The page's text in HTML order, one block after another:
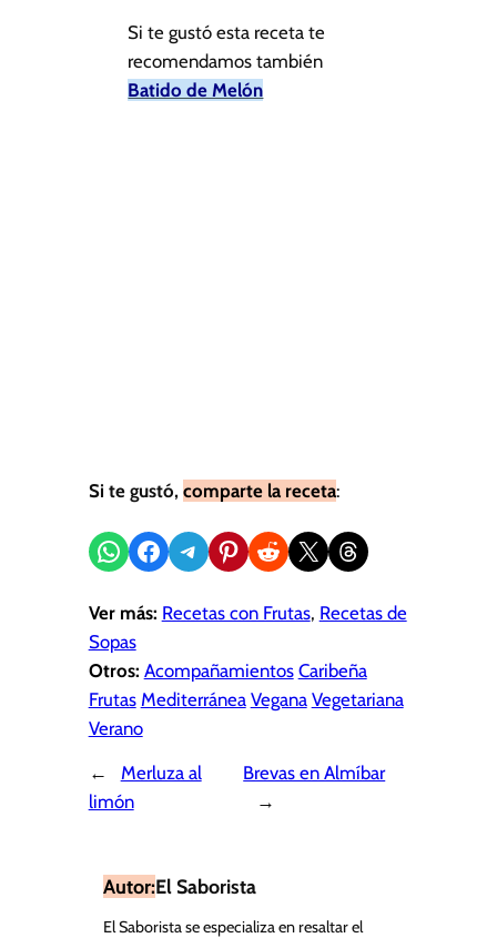
Si te gustó esta receta te
recomendamos también
Batido de Melón
Si te gustó, comparte la receta:
Compartir en WhatsApp
Compartir en Facebook
Compartir en Telegram
Compartir en Pinterest
Compartir en Reddit
Compartir en X Share on Threads
Ver más: Recetas con Frutas, Recetas de
Sopas
Otros: Acompañamientos Caribeña
Frutas Mediterránea Vegana Vegetariana
Verano
←
Merluza al
limón
Brevas en Almíbar
→
Autor:El Saborista
El Saborista se especializa en resaltar el